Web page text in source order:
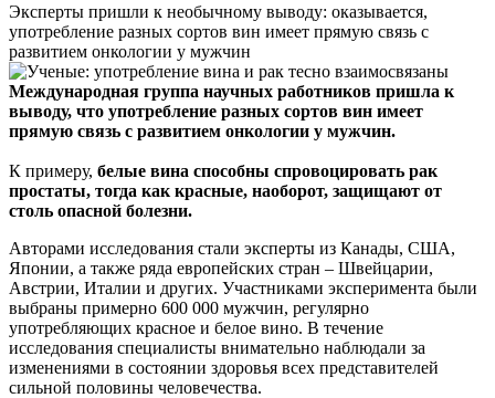
Эксперты пришли к необычному выводу: оказывается,
употребление разных сортов вин имеет прямую связь с
развитием онкологии у мужчин
Международная группа научных работников пришла к
выводу, что употребление разных сортов вин имеет
прямую связь с развитием онкологии у мужчин.
К примеру, белые вина способны спровоцировать рак
простаты, тогда как красные, наоборот, защищают от
столь опасной болезни.
Авторами исследования стали эксперты из Канады, США,
Японии, а также ряда европейских стран – Швейцарии,
Австрии, Италии и других. Участниками эксперимента были
выбраны примерно 600 000 мужчин, регулярно
употребляющих красное и белое вино. В течение
исследования специалисты внимательно наблюдали за
изменениями в состоянии здоровья всех представителей
сильной половины человечества.